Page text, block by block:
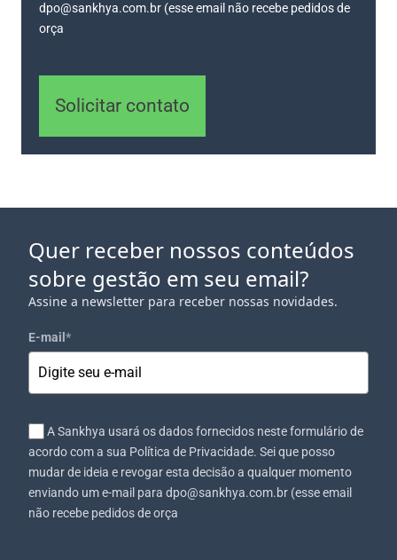
dpo@sankhya.com.br (esse email não recebe pedidos de
orça
Solicitar contato
Quer receber nossos conteúdos
sobre gestão em seu email?
Assine a newsletter para receber nossas novidades.
E-mail *
A Sankhya usará os dados fornecidos neste formulário de
acordo com a sua Política de Privacidade. Sei que posso
mudar de ideia e revogar esta decisão a qualquer momento
enviando um e-mail para dpo@sankhya.com.br (esse email
não recebe pedidos de orça